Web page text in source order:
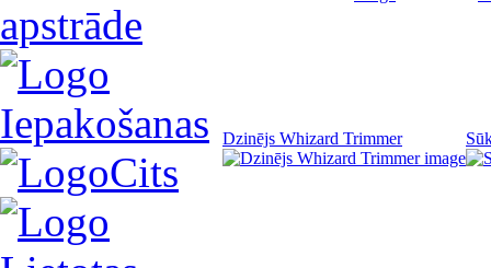
apstrāde
Iepakošanas
Cits
Dzinējs Whizard Trimmer